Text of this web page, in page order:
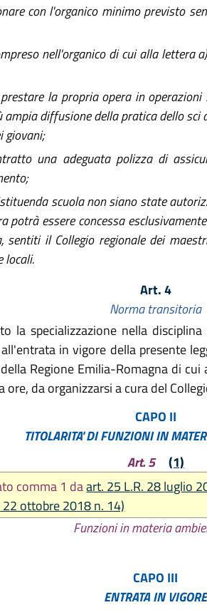
con l'organico minimo previsto
nell'organico di cui alla lettera
la propria opera in
diffusione della pratica dello sci
giovani;
una adeguata polizza di
scuola non siano state
essere concessa
sentiti il Collegio regionale dei
locali.
Art. 4
Norma transitoria
la specializzazione nella
in vigore della presente
Regione Emilia-Romagna di cui
da organizzarsi a cura del
CAPO II
TITOLARITA' DI FUNZIONI IN
Art. 5
(1)
comma 1 daart. 25 L.R. 28 luglio
22 ottobre 2018 n. 14)
Funzioni in materia
CAPO III
ENTRATA IN VIGORE